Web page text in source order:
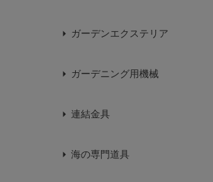
ガーデンエクステリア
ガーデニング用機械
連結金具
海の専門道具